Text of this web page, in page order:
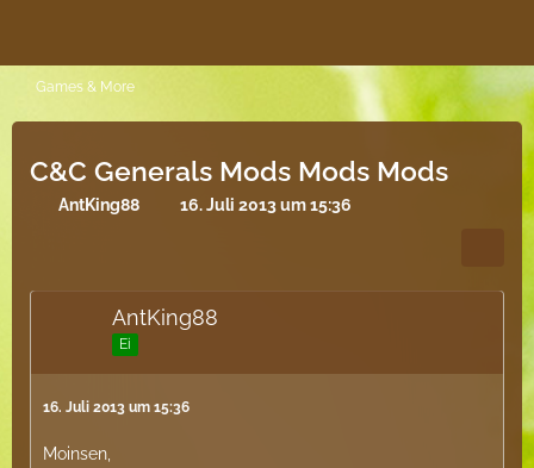
Games & More
C&C Generals Mods Mods Mods
AntKing88 16. Juli 2013 um 15:36
AntKing88
Ei
16. Juli 2013 um 15:36
Moinsen,